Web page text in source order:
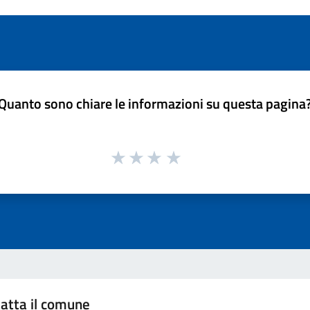
sono chiare le informazioni su questa
il comune